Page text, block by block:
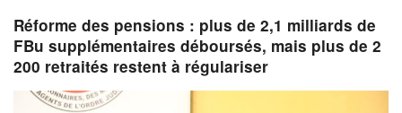
Réforme des pensions : plus de 2,1 milliards de
FBu supplémentaires déboursés, mais plus de 2
200 retraités restent à régulariser